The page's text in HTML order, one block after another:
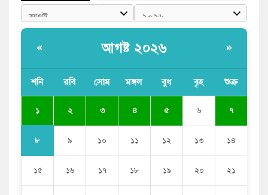
« আগষ্ট ২০২৬ »
শনি রবি সোম মঙ্গল বুধ বৃহ শুক্র
১ ২ ৩ ৪ ৫ ৬ ৭
৮ ৯ ১০ ১১ ১২ ১৩ ১৪
১৫ ১৬ ১৭ ১৮ ১৯ ২০ ২১